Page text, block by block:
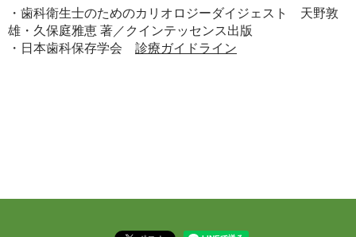
・歯科衛生士のためのカリオロジーダイジェスト 天野敦
雄・久保庭雅恵 著／クインテッセンス出版
・日本歯科保存学会 診療ガイドライン